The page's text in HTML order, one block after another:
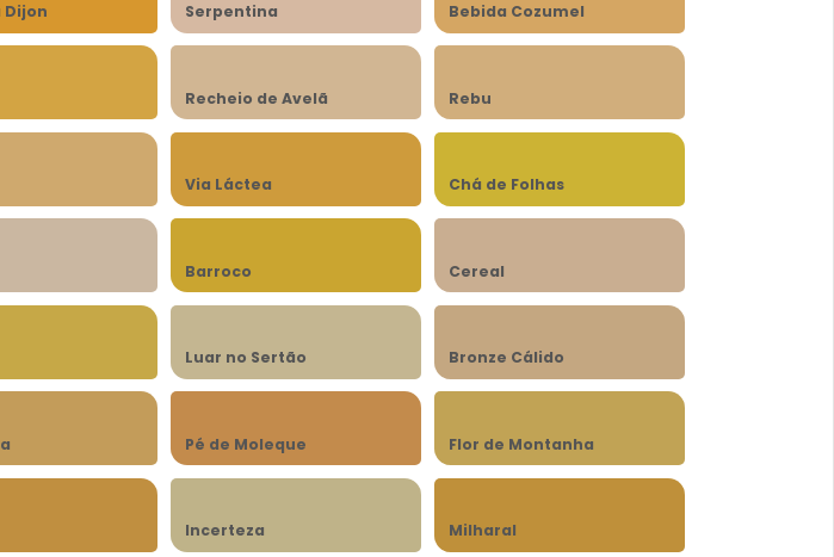
Dijon Serpentina Bebida Cozumel
Recheio de Avelã Rebu
Via Láctea Chá de Folhas
Barroco Cereal
Luar no Sertão Bronze Cálido
Pé de Moleque Flor de Montanha
Incerteza Milharal